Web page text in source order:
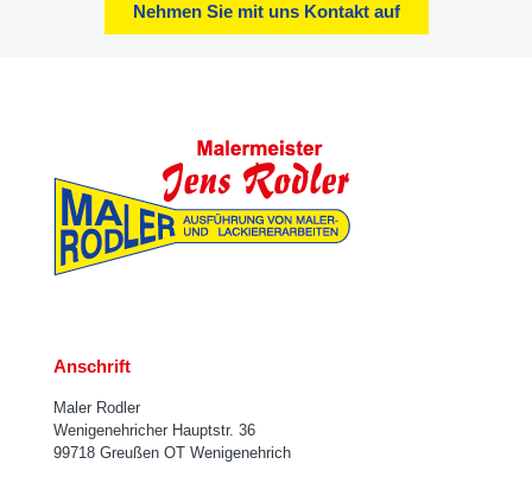
Nehmen Sie mit uns Kontakt auf
Anschrift
Maler Rodler
Wenigenehricher Hauptstr. 36
99718 Greußen OT Wenigenehrich